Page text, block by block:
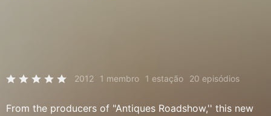
2012 1 membro 1 estação 20 episódios
From the producers of "Antiques Roadshow,'' this new